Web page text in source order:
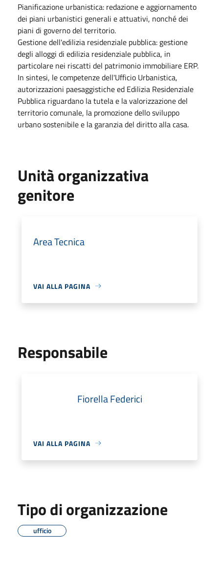
Pianificazione urbanistica: redazione e aggiornamento
dei piani urbanistici generali e attuativi, nonché dei
piani di governo del territorio.
Gestione dell'edilizia residenziale pubblica: gestione
degli alloggi di edilizia residenziale pubblica, in
particolare nei riscatti del patrimonio immobiliare ERP.
In sintesi, le competenze dell'Ufficio Urbanistica,
autorizzazioni paesaggistiche ed Edilizia Residenziale
Pubblica riguardano la tutela e la valorizzazione del
territorio comunale, la promozione dello sviluppo
urbano sostenibile e la garanzia del diritto alla casa.
Unità organizzativa
genitore
Area Tecnica
VAI ALLA PAGINA
Responsabile
Fiorella Federici
VAI ALLA PAGINA
Tipo di organizzazione
ufficio